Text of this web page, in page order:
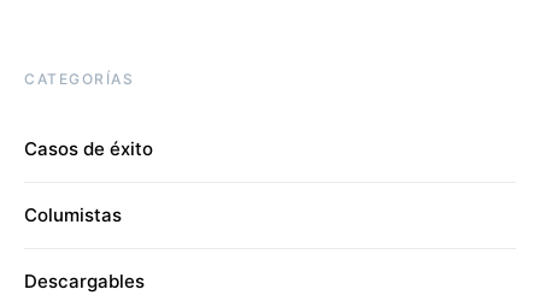
CATEGORÍAS
Casos de éxito
Columistas
Descargables